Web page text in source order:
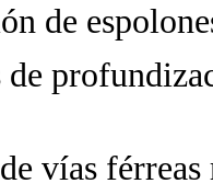
de
vías